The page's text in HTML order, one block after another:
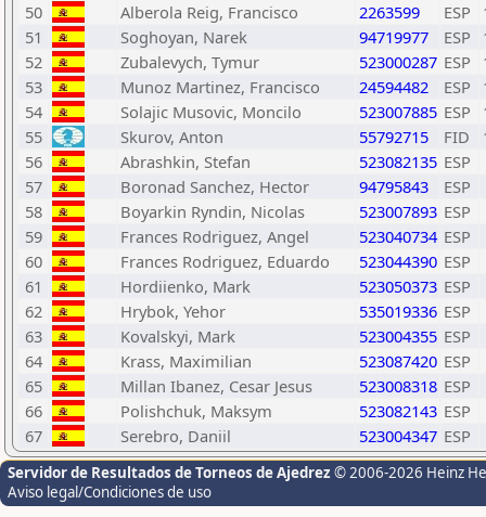
50
Alberola Reig, Francisco 2263599 ESP
51
Soghoyan, Narek 94719977 ESP
52
Zubalevych, Tymur 523000287 ESP
53
Munoz Martinez, Francisco 24594482 ESP
54
Solajic Musovic, Moncilo 523007885 ESP
55
Skurov, Anton 55792715 FID
56
Abrashkin, Stefan 523082135 ESP
57
Boronad Sanchez, Hector 94795843
ESP
58
Boyarkin Ryndin, Nicolas 523007893 ESP
59
Frances Rodriguez, Angel 523040734 ESP
60
Frances Rodriguez, Eduardo 523044390 ESP
61
Hordiienko, Mark 523050373 ESP
62
Hrybok, Yehor 535019336 ESP
63
Kovalskyi, Mark 523004355 ESP
64
Krass, Maximilian 523087420 ESP
65
Millan Ibanez, Cesar Jesus 523008318 ESP
66
Polishchuk, Maksym 523082143 ESP
67
Serebro, Daniil 523004347 ESP
Servidor de Resultados de Torneos de Ajedrez © 2006-2026 Heinz
Aviso legal/Condiciones de uso